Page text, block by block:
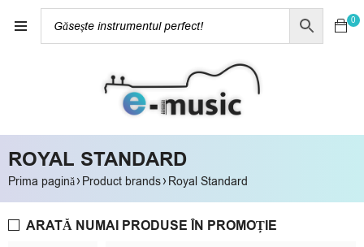
0
ROYAL STANDARD
Prima pagină› Product brands› Royal Standard
ARATĂ NUMAI PRODUSE ÎN PROMOȚIE